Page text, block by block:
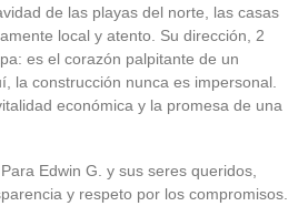
de las playas del norte, las casas
local y atento. Su dirección, 2
es el corazón palpitante de un
la construcción nunca es impersonal.
económica y la promesa de una
Edwin G. y sus seres queridos,
y respeto por los compromisos.